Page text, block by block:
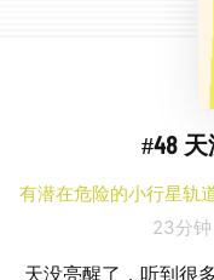
#48
23分钟
天没亮醒了，听到很